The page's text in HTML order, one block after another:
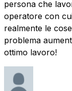
persona che
operatore con
realmente le
problema
ottimo lavoro!